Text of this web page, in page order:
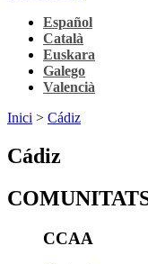
Español
Català
Euskara
Galego
Valencià
Inici > Cádiz
Cádiz
CCAA